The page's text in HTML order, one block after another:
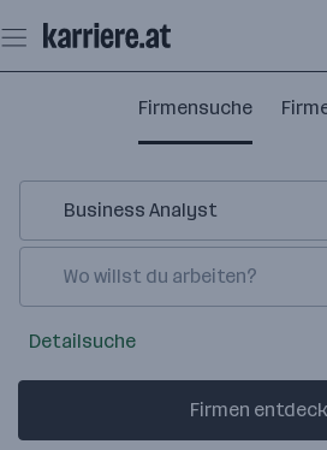
Seiteninhalt
springen
Firmensuche
Detailsuche
Firmen